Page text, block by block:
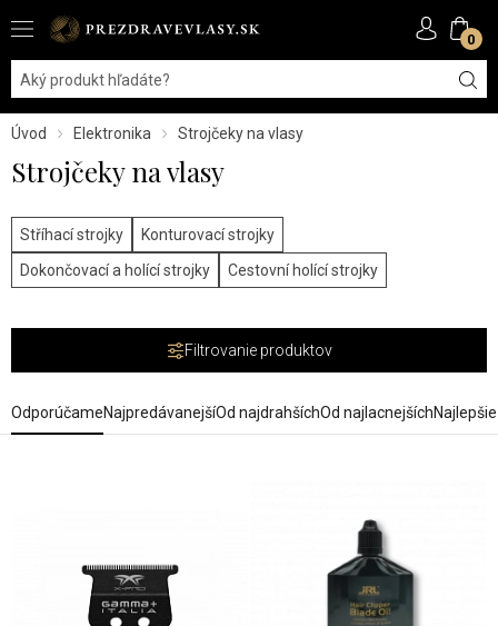
0
Úvod Elektronika Strojčeky na vlasy
Strojčeky na vlasy
Stříhací strojky
Konturovací strojky
Dokončovací a holící strojky
Cestovní holící strojky
Filtrovanie produktov
OdporúčameNajpredávanejšíOd najdrahšíchOd najlacnejších